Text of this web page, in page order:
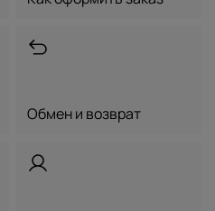
Обмен и возврат